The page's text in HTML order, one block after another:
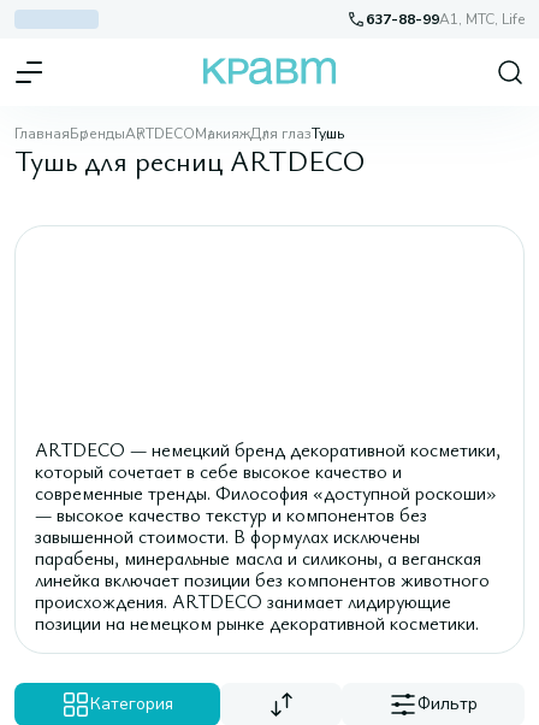
637-88-99A1, МТС, Life
ГлавнаяБрендыARTDECOМакияжДля глазТушь
Тушь для ресниц ARTDECO
ARTDECO — немецкий бренд декоративной косметики,
который сочетает в себе высокое качество и
современные тренды. Философия «доступной роскоши»
— высокое качество текстур и компонентов без
завышенной стоимости. В формулах исключены
парабены, минеральные масла и силиконы, а веганская
линейка включает позиции без компонентов животного
происхождения. ARTDECO занимает лидирующие
позиции на немецком рынке декоративной косметики.
Категория Фильтр